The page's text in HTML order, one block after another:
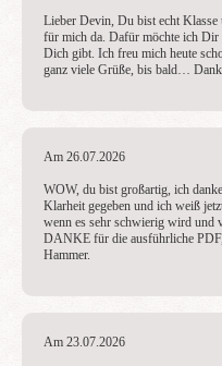
Lieber Devin, Du bist echt
für mich da. Dafür möchte ich Dir
Dich gibt. Ich freu mich heute
ganz viele Grüße, bis bald…
Am 26.07.2026
WOW, du bist großartig, ich
Klarheit gegeben und ich weiß
wenn es sehr schwierig wird und
DANKE für die ausführliche
Hammer.
Am 23.07.2026